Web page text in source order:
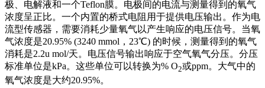
极、电解液和一个Teflon膜。电极间的电流与测量得到的氧气
浓度呈正比。一个内置的桥式电阻用于提供电压输出。作为电
流型传感器，需要消耗少量氧气以产生响应的电压信号。当氧
气浓度是20.95% (3240 mmol，23℃) 的时候，测量得到的氧气
消耗是2.2u mol/天。电压信号输出响应于空气氧气分压。分压
标准单位是kPa。这些单位可以转换为% O2或ppm。大气中的
氧气浓度是大约20.95%。